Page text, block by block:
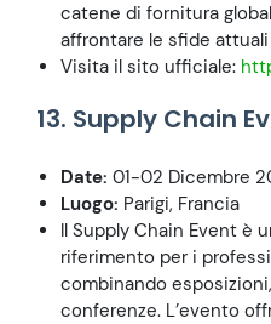
catene di fornitura
affrontare le sfide
Visita il sito ufficiale:
13. Supply Chain
Date: 01-02 Dicembre
Luogo: Parigi, Francia
Il Supply Chain Event è
riferimento per i
combinando
conferenze. L’evento